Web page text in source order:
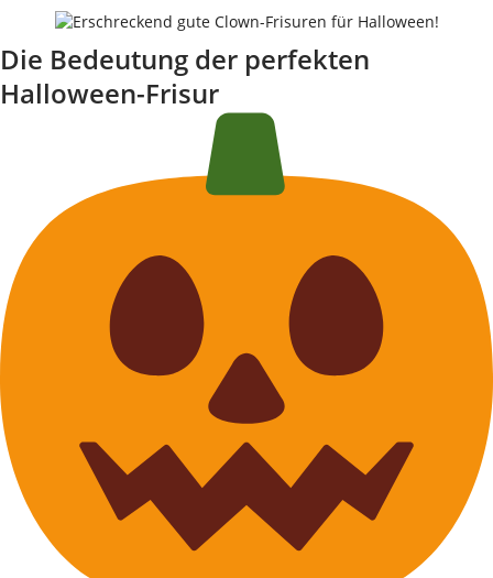
Die Bedeutung der perfekten
Halloween-Frisur